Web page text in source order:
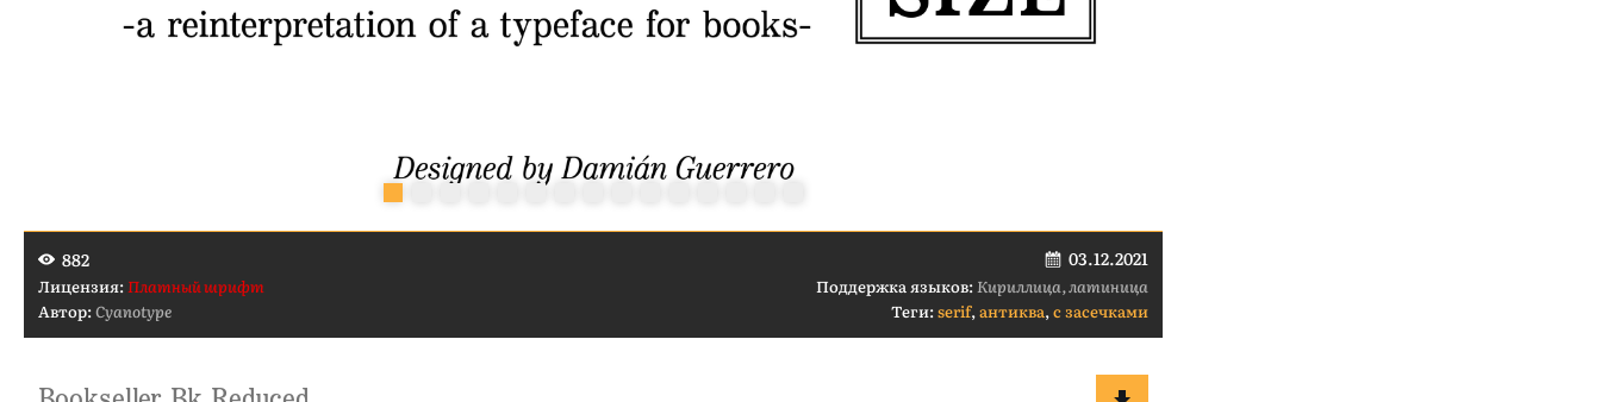
882 03.12.2021
Лицензия:Платный шрифт Поддержка языков:Кириллица, латиница
Автор:Cyanotype Теги:serif,антиква,с засечками